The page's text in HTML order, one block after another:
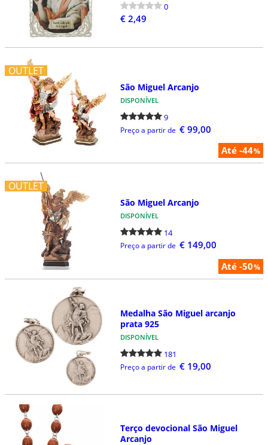
0
€ 2,49
OUTLET
Até -44%
São Miguel Arcanjo
DISPONÍVEL
9
Preço a partir de € 99,00
OUTLET
Até -50%
São Miguel Arcanjo
DISPONÍVEL
14
Preço a partir de € 149,00
Medalha São Miguel arcanjo
prata 925
DISPONÍVEL
181
Preço a partir de € 19,00
Terço devocional São Miguel
Arcanjo